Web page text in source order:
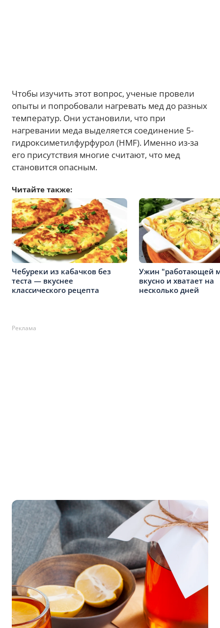
Чтобы изучить этот вопрос, ученые провели
опыты и попробовали нагревать мед до разных
температур. Они установили, что при
нагревании меда выделяется соединение 5-
гидроксиметилфурфурол (HMF). Именно из-за
его присутствия многие считают, что мед
становится опасным.
Читайте также:
Чебуреки из кабачков без
теста — вкуснее
классического рецепта
Ужин "работающей
вкусно и хватает на
несколько дней
Реклама